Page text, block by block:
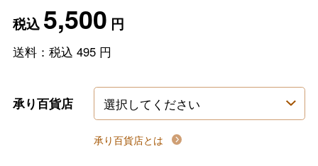
税込5,500 円
送料：税込 495円
承り百貨店
承り百貨店とは